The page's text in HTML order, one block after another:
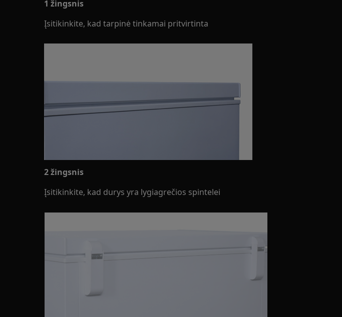
1 žingsnis
Įsitikinkite, kad tarpinė tinkamai pritvirtinta
2 žingsnis
Įsitikinkite, kad durys yra lygiagrečios spintelei